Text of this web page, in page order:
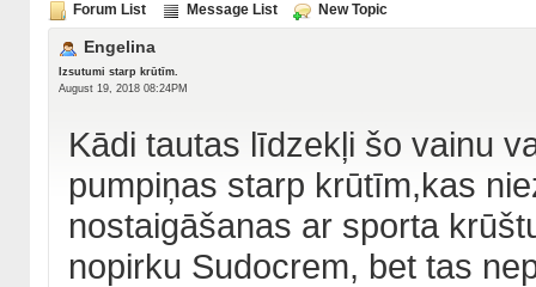
Forum List Message List New Topic
Engelina
Izsutumi starp krūtīm.
August 19, 2018 08:24PM
Kādi tautas līdzekļi šo vainu
pumpiņas starp krūtīm,kas
nostaigāšanas ar sporta
nopirku Sudocrem, bet tas